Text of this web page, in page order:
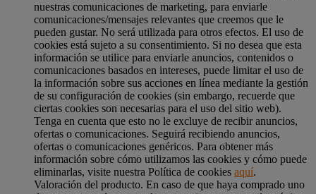
nuestras comunicaciones de marketing, para enviarle
comunicaciones/mensajes relevantes que creemos que le
pueden gustar. No será utilizada para otros efectos. El uso de
cookies está sujeto a su consentimiento. Si no desea que esta
información se utilice para enviarle anuncios, contenidos o
comunicaciones basados en intereses, puede limitar el uso de
la información sobre sus acciones en línea mediante la gestión
de su configuración de cookies (sin embargo, recuerde que
ciertas cookies son necesarias para el uso del sitio web).
Tenga en cuenta que esto no le excluye de recibir anuncios,
ofertas o comunicaciones. Seguirá recibiendo anuncios,
ofertas o comunicaciones genéricos. Para obtener más
información sobre cómo utilizamos las cookies y cómo puede
eliminarlas, visite nuestra Política de cookies aquí.
Valoración del producto. En caso de que haya comprado uno